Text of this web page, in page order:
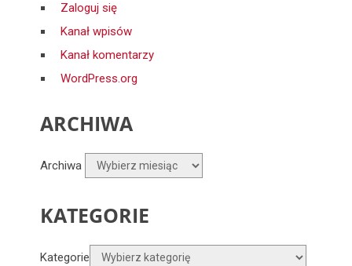
Zaloguj się
Kanał wpisów
Kanał komentarzy
WordPress.org
ARCHIWA
Archiwa
KATEGORIE
Kategorie